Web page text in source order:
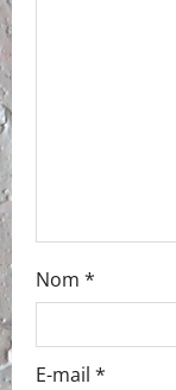
Nom *
E-mail *